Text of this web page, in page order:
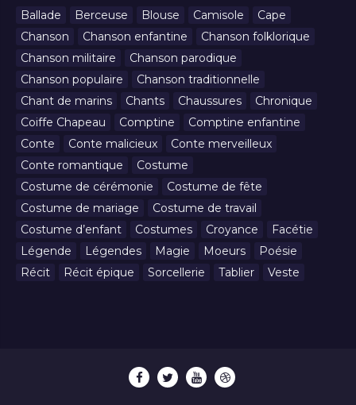
Ballade Berceuse Blouse Camisole
Cape
Chanson
Chanson enfantine
Chanson folklorique
Chanson militaire
Chanson parodique
Chanson populaire
Chanson traditionnelle
Chant de marins
Chants Chaussures
Chronique
Coiffe Chapeau
Comptine
Comptine enfantine
Conte
Conte malicieux
Conte merveilleux
Conte romantique
Costume
Costume de cérémonie
Costume de fête
Costume de mariage
Costume de travail
Costume d’enfant
Costumes Croyance
Facétie
Légende
Légendes Magie Moeurs
Poésie
Récit
Récit épique Sorcellerie Tablier Veste